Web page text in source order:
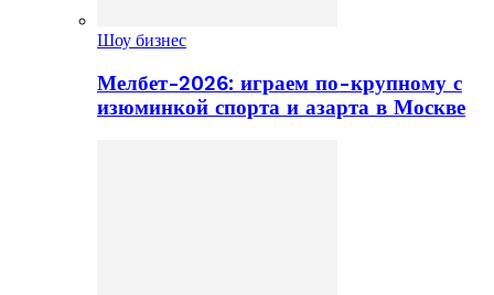
Шоу бизнес
Мелбет-2026: играем по-крупному с
изюминкой спорта и азарта в Москве